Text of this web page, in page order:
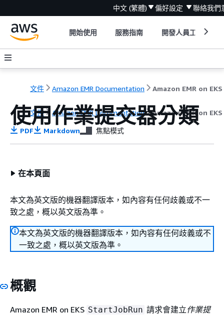
中文 (繁體) 偏好設定 聯絡我們
開始使用 服務指南 開發人員工具
文件 Amazon EMR Documentation
文件 Amazon EMR Documentation Amazon EMR on
使用作業提交器分類
PDF Markdown 焦點模式
在本頁面
本文為英文版的機器翻譯版本，如內容有任何歧義或不一
致之處，概以英文版為準。
本文為英文版的機器翻譯版本，如內容有任何歧義或不
一致之處，概以英文版為準。
概觀
Amazon EMR on EKS StartJobRun 請求會建立作業提